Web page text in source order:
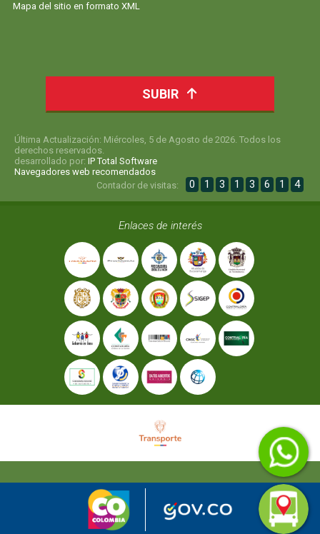
Mapa del sitio en formato XML
SUBIR
Última Actualización: Miércoles, 5 de Agosto de 2026. Todos los
derechos reservados.
desarrollado por: IP Total Software
Navegadores web recomendados
Contador de visitas:
0 1 3 1 3 6 1 4
Enlaces de interés